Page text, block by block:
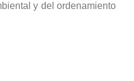
y del ordenamiento